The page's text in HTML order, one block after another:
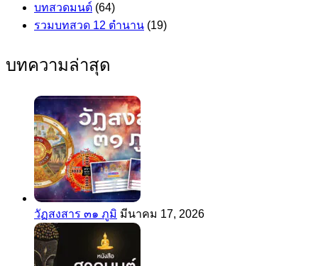
บทสวดมนต์ (64)
รวมบทสวด 12 ตำนาน (19)
บทความล่าสุด
วัฏสงสาร ๓๑ ภูมิ มีนาคม 17, 2026